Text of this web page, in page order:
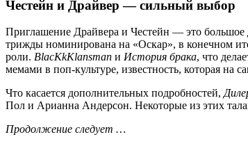
Честейн и Драйвер — сильный выбор
Приглашение Драйвера и Честейн — это большое
трижды номинирована на «Оскар», в конечном
роли. BlacKkKlansman и История брака, что
мемами в поп-культуре, известность, которая на
Что касается дополнительных подробностей,
Пол и Арианна Андерсон. Некоторые из этих
Продолжение следует …